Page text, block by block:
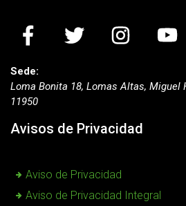
Sede:
Loma Bonita 18, Lomas Altas, Miguel
11950
Avisos de Privacidad
Aviso de Privacidad
Aviso de Privacidad Integral